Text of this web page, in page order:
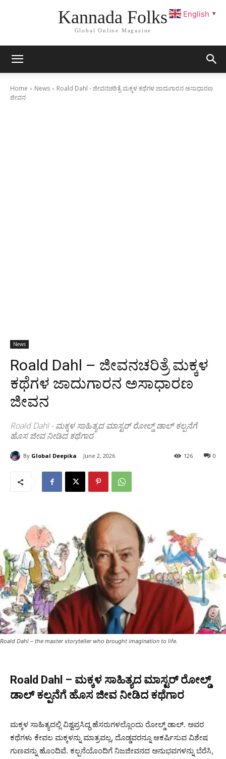
Kannada Folks
Global Online Magazine
Home News
Roald Dahl - ಜೀವನಚರಿತ್ರೆ ಮಕ್ಕಳ ಕಥೆಗಳ ಜಾದುಗಾರನ ಅಸಾಧಾರಣ
ಜೀವನ
News
Roald Dahl – ಜೀವನಚರಿತ್ರೆ ಮಕ್ಕಳ
ಕಥೆಗಳ ಜಾದುಗಾರನ ಅಸಾಧಾರಣ
ಜೀವನ
Roald Dahl - ಮಕ್ಕಳ ಸಾಹಿತ್ಯದ ಮಾಸ್ಟರ್ ರೋಲ್ಡ್ ಡಾಲ್ ಕಲ್ಪನೆಗೆ
ಹೊಸ ಜೀವ ನೀಡಿದ ಕಥೆಗಾರ
By Global Deepika June 2, 2026 0
126
Roald Dahl – the master storyteller who brought imagination to life.
Roald Dahl – ಮಕ್ಕಳ ಸಾಹಿತ್ಯದ ಮಾಸ್ಟರ್ ರೋಲ್ಡ್
ಡಾಲ್ ಕಲ್ಪನೆಗೆ ಹೊಸ ಜೀವ ನೀಡಿದ ಕಥೆಗಾರ
ಮಕ್ಕಳ ಸಾಹಿತ್ಯದಲ್ಲಿ ವಿಶ್ವಪ್ರಸಿದ್ಧ ಹೆಸರುಗಳಲ್ಲೊಂದು ರೋಲ್ಡ್ ಡಾಲ್. ಅವರ
ಕಥೆಗಳು ಕೇವಲ ಮಕ್ಕಳನ್ನು ಮಾತ್ರವಲ್ಲ, ದೊಡ್ಡವರನ್ನೂ ಆಕರ್ಷಿಸುವ ವಿಶೇಷ
ಗುಣವನ್ನು ಹೊಂದಿವೆ. ಕಲ್ಪನೆಯೊಂದಿಗೆ ನಿಜಜೀವನದ ಅನುಭವಗಳನ್ನು ಬೆರೆಸಿ,
English ▼